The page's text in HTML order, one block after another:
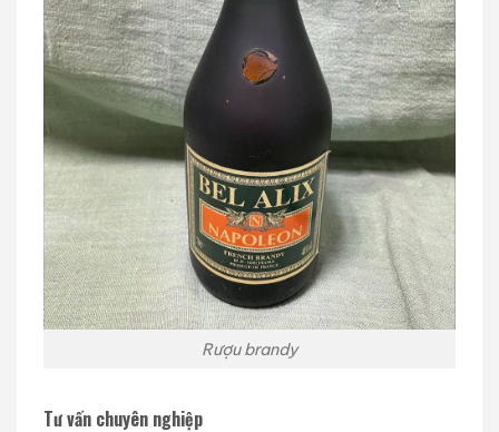
Rượu brandy
Tư vấn chuyên nghiệp